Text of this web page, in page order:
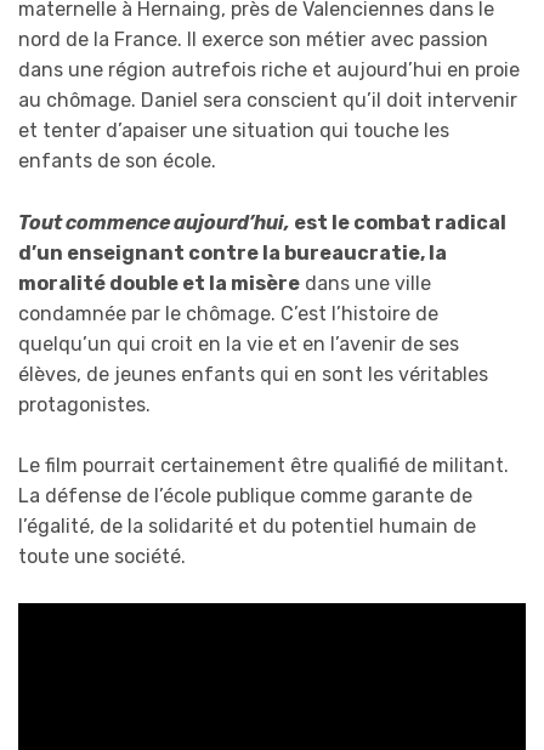
maternelle à Hernaing, près de Valenciennes dans le
nord de la France. Il exerce son métier avec passion
dans une région autrefois riche et aujourd’hui en proie
au chômage. Daniel sera conscient qu’il doit intervenir
et tenter d’apaiser une situation qui touche les
enfants de son école.
Tout commence aujourd’hui, est le combat radical
d’un enseignant contre la bureaucratie, la
moralité double et la misère dans une ville
condamnée par le chômage. C’est l’histoire de
quelqu’un qui croit en la vie et en l’avenir de ses
élèves, de jeunes enfants qui en sont les véritables
protagonistes.
Le film pourrait certainement être qualifié de militant.
La défense de l’école publique comme garante de
l’égalité, de la solidarité et du potentiel humain de
toute une société.